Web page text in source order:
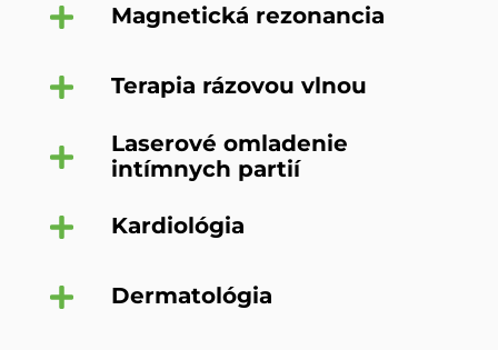
Magnetická rezonancia
Terapia rázovou vlnou
Laserové omladenie
intímnych partií
Kardiológia
Dermatológia